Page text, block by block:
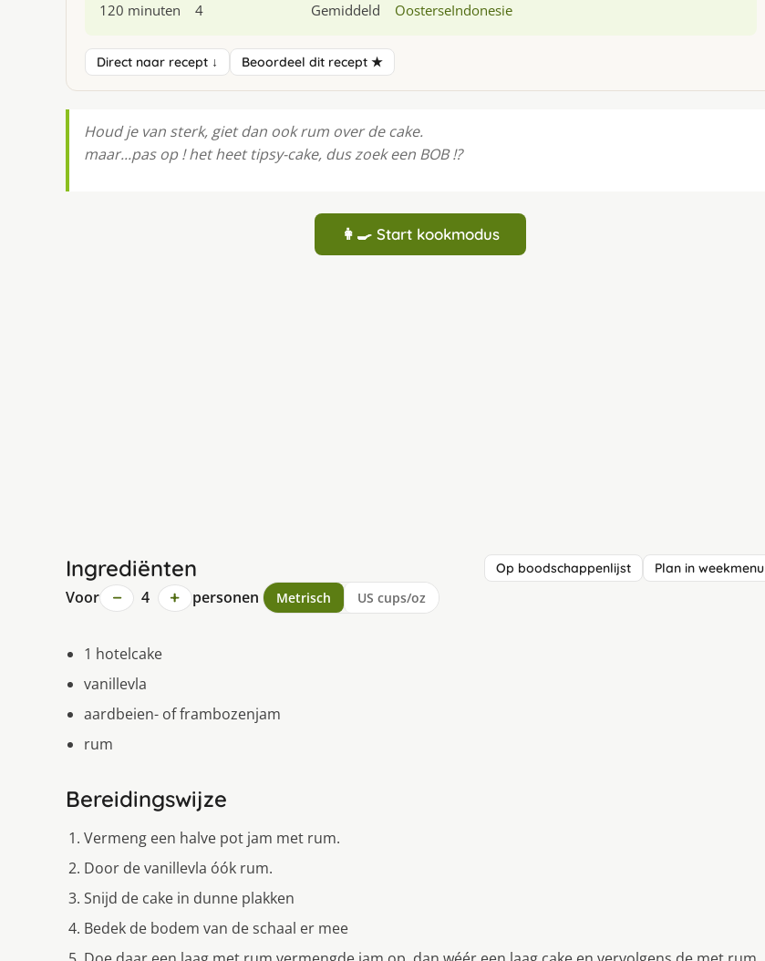
120 minuten 4 Gemiddeld OosterseIndonesie
Direct naar recept ↓ Beoordeel dit recept ★
Houd je van sterk, giet dan ook rum over de cake.
maar...pas op ! het heet tipsy-cake, dus zoek een BOB !?
👩‍🍳 Start kookmodus
Ingrediënten Op boodschappenlijst Plan in weekmenu
Voor − 4 + personen Metrisch US cups/oz
1 hotelcake
vanillevla
aardbeien- of frambozenjam
rum
Bereidingswijze
Vermeng een halve pot jam met rum.
Door de vanillevla óók rum.
Snijd de cake in dunne plakken
Bedek de bodem van de schaal er mee